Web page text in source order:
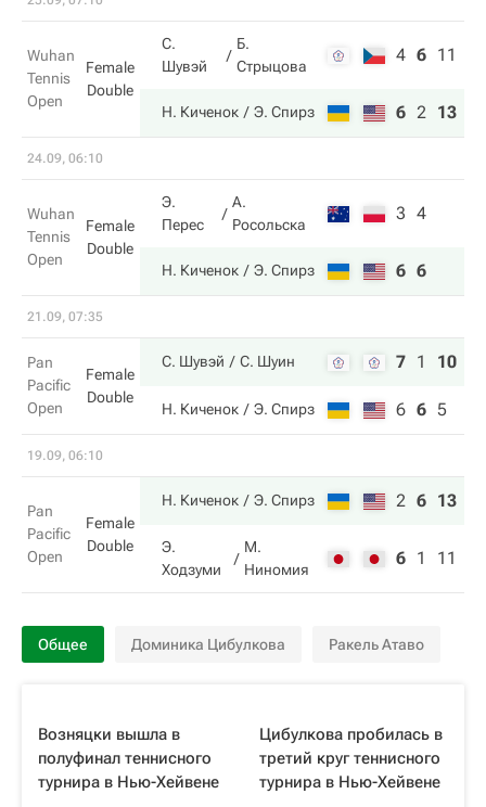
Wuhan
Tennis
Open
Female
Double
С.
Шувэй
Б.
Стрыцова
4 6 11
Н. Киченок Э. Спирз 6 2 13
24.09, 06:10
Wuhan
Tennis
Open
Female
Double
Э.
Перес
А.
Росольска
3 4
Н. Киченок Э. Спирз 6 6
21.09, 07:35
Pan
Pacific
Open
Female
Double
С. Шувэй С. Шуин 7 1 10
Н. Киченок Э. Спирз 6 6 5
19.09, 06:10
Pan
Pacific
Open
Female
Double
Н. Киченок Э. Спирз 2 6 13
Э.
Ходзуми
М.
Ниномия
6 1 11
Общее Доминика Цибулкова Ракель Атаво
Возняцки вышла в
полуфинал теннисного
турнира в Нью-Хейвене
Цибулкова пробилась в
третий круг теннисного
турнира в Нью-Хейвене